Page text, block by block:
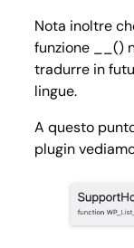
Nota inoltre
funzione __()
tradurre in
lingue.
A questo
plugin